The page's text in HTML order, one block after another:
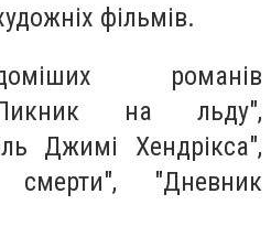
фільмів.
романів
на льду",
Джимі Хендрікса",
"Дневник